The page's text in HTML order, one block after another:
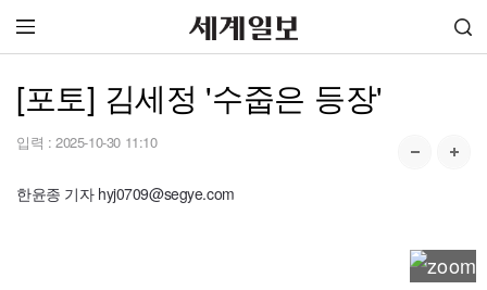
[포토] 김세정 '수줍은 등장'
입력 : 2025-10-30 11:10
한윤종 기자 hyj0709@segye.com